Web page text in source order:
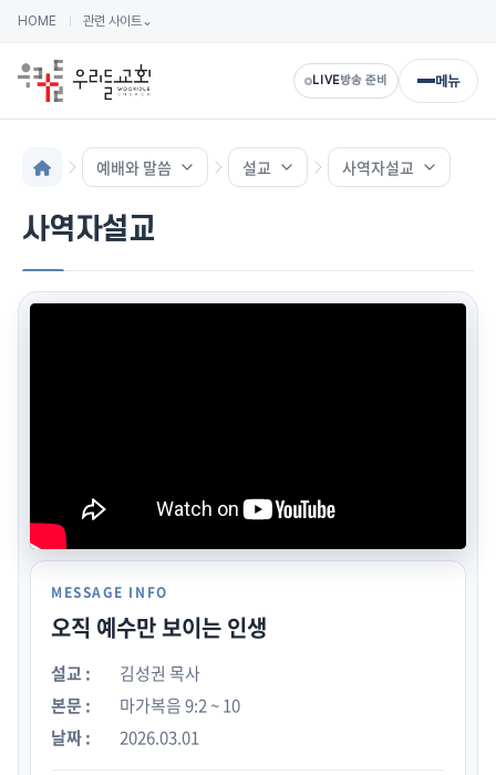
HOME 관련 사이트⌄
LIVE방송 준비 메뉴
예배와 말씀 설교 사역자설교
사역자설교
MESSAGE INFO
오직 예수만 보이는 인생
설교 :
김성권 목사
본문 :
마가복음 9:2 ~ 10
날짜 :
2026.03.01